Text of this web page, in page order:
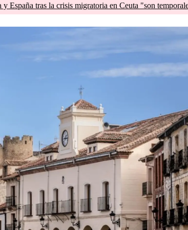
España tras la crisis migratoria en Ceuta "son